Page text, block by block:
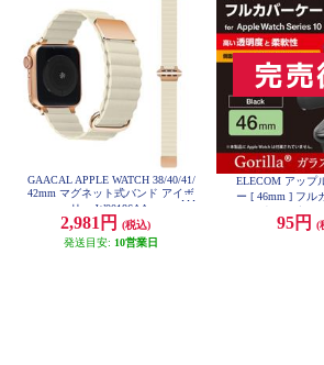
GAACAL APPLE WATCH 38/40/41/
42mm マグネット式バンド アイボ
リー W00186AA
2,981円
(税込)
発送目安: 10営業日
ELECOM アップ
ー [ 46mm ] フル
防止 2重構造 ブラ
95円 (